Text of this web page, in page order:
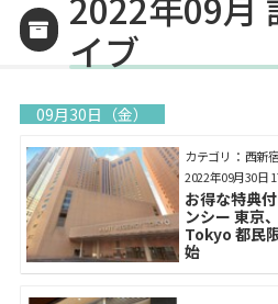
イブ
09月30日（金）
カテゴリ： 西新
お得な特典
ンシー 東京
Tokyo 都民
始
2022年09月30日